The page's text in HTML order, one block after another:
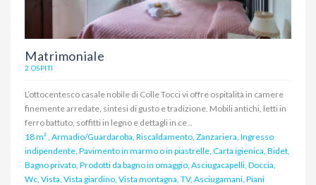
Matrimoniale
2 OSPITI
L’ottocentesco casale nobile di Colle Tocci vi offre ospitalità in camere
finemente arredate, sintesi di gusto e tradizione. Mobili antichi, letti in
ferro battuto, soffitti in legno e dettagli in ce ..
18 m², Armadio/Guardaroba, Riscaldamento, Zanzariera, Ingresso
indipendente, Pavimento in marmo o in piastrelle, Carta igienica, Bidet,
Bagno privato, Prodotti da bagno in omaggio, Asciugacapelli, Doccia,
Wc, Vista, Vista giardino, Vista montagna, TV, Asciugamani, Piani